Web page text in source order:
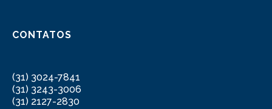
CONTATOS
(31) 3024-7841
(31) 3243-3006
(31) 2127-2830